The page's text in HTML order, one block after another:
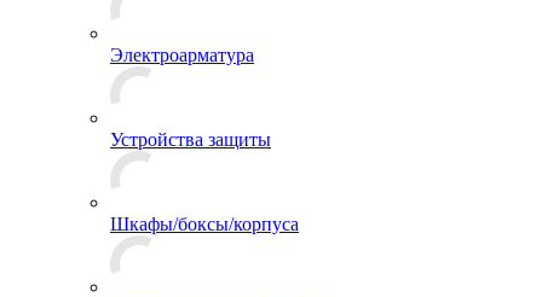
Электроарматура
Устройства защиты
Шкафы/боксы/корпуса